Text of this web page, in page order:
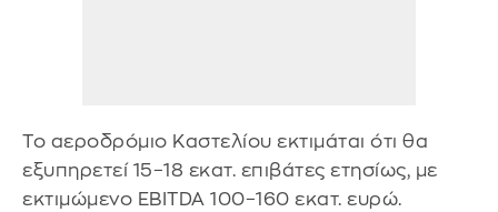
Το αεροδρόμιο Καστελίου εκτιμάται ότι θα
εξυπηρετεί 15–18 εκατ. επιβάτες ετησίως, με
εκτιμώμενο EBITDA 100–160 εκατ. ευρώ.